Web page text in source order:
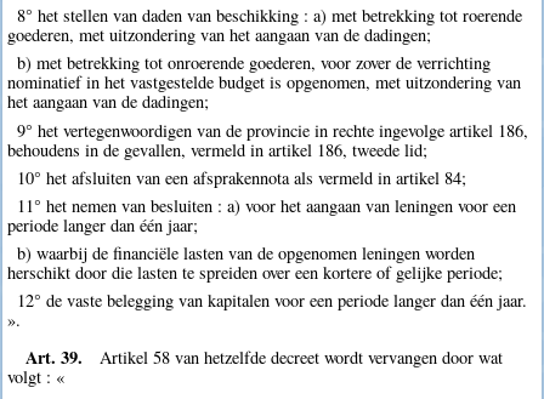
8° het stellen van daden van beschikking : a) met betrekking tot roerende
goederen, met uitzondering van het aangaan van de dadingen;
b) met betrekking tot onroerende goederen, voor zover de verrichting
nominatief in het vastgestelde budget is opgenomen, met uitzondering van
het aangaan van de dadingen;
9° het vertegenwoordigen van de provincie in rechte ingevolge artikel 186,
behoudens in de gevallen, vermeld in artikel 186, tweede lid;
10° het afsluiten van een afsprakennota als vermeld in artikel 84;
11° het nemen van besluiten : a) voor het aangaan van leningen voor een
periode langer dan één jaar;
b) waarbij de financiële lasten van de opgenomen leningen worden
herschikt door die lasten te spreiden over een kortere of gelijke periode;
12° de vaste belegging van kapitalen voor een periode langer dan één jaar.
».
Art. 39.
Artikel 58 van hetzelfde decreet wordt vervangen door wat
volgt : «